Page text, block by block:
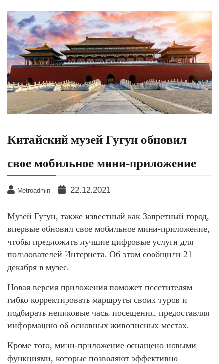
Китайский музей Гугун обновил
свое мобильное мини-приложение
Metroadmin 22.12.2021
Музей Гугун, также известный как Запретный город,
впервые обновил свое мобильное мини-приложение,
чтобы предложить лучшие цифровые услуги для
пользователей Интернета. Об этом сообщили 21
декабря в музее.
Новая версия приложения поможет посетителям
гибко корректировать маршруты своих туров и
подбирать непиковые часы посещения, предоставляя
информацию об основных живописных местах.
Кроме того, мини-приложение оснащено новыми
функциями, которые позволяют эффективно